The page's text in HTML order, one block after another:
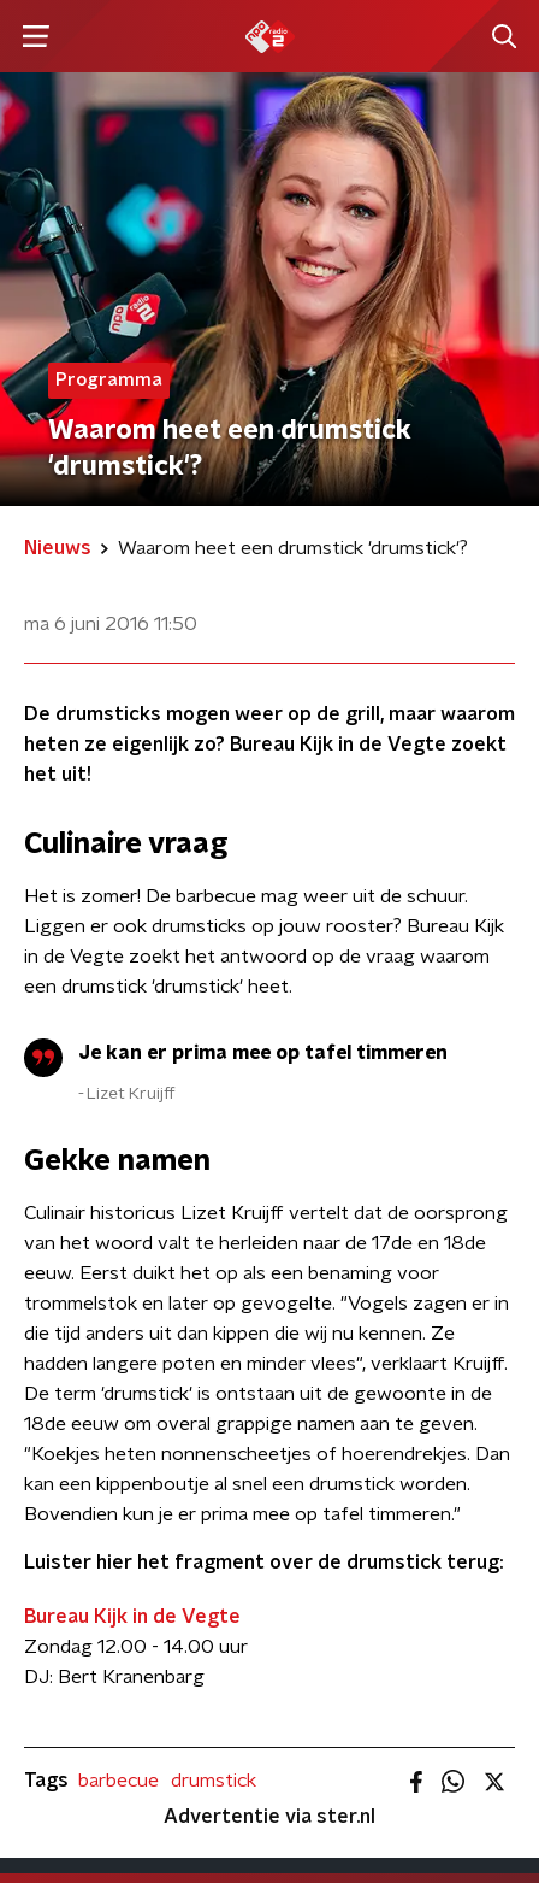
Programma
Waarom heet een drumstick
'drumstick'?
Nieuws Waarom heet een drumstick 'drumstick'?
ma 6 juni 2016 11:50
De drumsticks mogen weer op de grill, maar waarom
heten ze eigenlijk zo? Bureau Kijk in de Vegte zoekt
het uit!
Culinaire vraag
Het is zomer! De barbecue mag weer uit de schuur.
Liggen er ook drumsticks op jouw rooster? Bureau Kijk
in de Vegte zoekt het antwoord op de vraag waarom
een drumstick 'drumstick' heet.
Je kan er prima mee op tafel timmeren
Lizet Kruijff
Gekke namen
Culinair historicus Lizet Kruijff vertelt dat de oorsprong
van het woord valt te herleiden naar de 17de en 18de
eeuw. Eerst duikt het op als een benaming voor
trommelstok en later op gevogelte. "Vogels zagen er in
die tijd anders uit dan kippen die wij nu kennen. Ze
hadden langere poten en minder vlees", verklaart Kruijff.
De term 'drumstick' is ontstaan uit de gewoonte in de
18de eeuw om overal grappige namen aan te geven.
"Koekjes heten nonnenscheetjes of hoerendrekjes. Dan
kan een kippenboutje al snel een drumstick worden.
Bovendien kun je er prima mee op tafel timmeren."
Luister hier het fragment over de drumstick terug:
Bureau Kijk in de Vegte
Zondag 12.00 - 14.00 uur
DJ: Bert Kranenbarg
Tags barbecue
drumstick
Advertentie via ster.nl